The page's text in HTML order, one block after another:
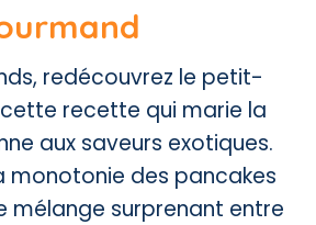
redécouvrez le petit-
recette qui marie la
aux saveurs exotiques.
monotonie des pancakes
mélange surprenant entre